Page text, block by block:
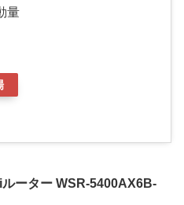
量
ーター WSR-5400AX6B-